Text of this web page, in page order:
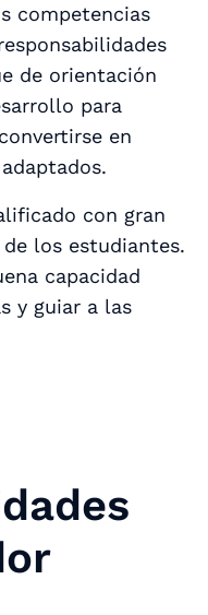
competencias
de orientación
para
en
con gran
los estudiantes.
capacidad
y guiar a las